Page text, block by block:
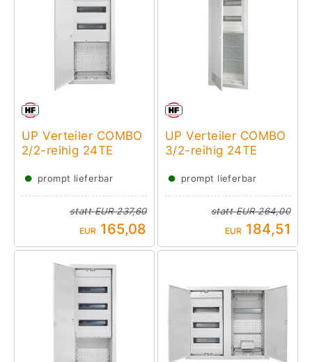
UP Verteiler COMBO
2/2-reihig 24TE
● prompt lieferbar
stattEUR 237,60
EUR 165,08
UP Verteiler COMBO
3/2-reihig 24TE
● prompt lieferbar
stattEUR 264,00
EUR 184,51